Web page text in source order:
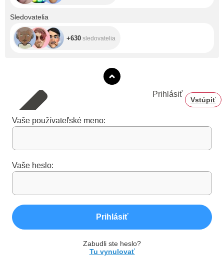
Sledovatelia
+630 sledovatelia
Prihlásiť
Vstúpiť
Vaše používateľské meno:
Vaše heslo:
Prihlásiť
Zabudli ste heslo?
Tu vynulovať